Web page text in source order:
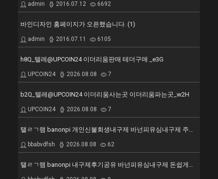
admin 2016.07.12 6692
바인디자인 홈페이지가 오픈했습니다. (1)
admin 2016.07.11 6105
h8Q_텔레@UPCOIN24 이더리움판매 테더구매 _e3G
UPCOIN24 2026.08.08 7
b2Q_텔레@UPCOIN24 이더리움사는곳 이더리움파는곳_w2H
UPCOIN24 2026.08.08 7
탤ㄹㄱ램 banonpi 개인신불회생내구제 바넌피유심내구제 주부소액내구제추천 10등급장기연체자대출 가평군 20만원30만원 급한돈드려요 WWD
bbabvdfsh 2026.08.08 62
탤ㄹㄱ램 banonpi 내구제후기공유 바넌피유심내구제 돈쉽게버는앱 기대출과다자소액작업대출 전라북도 20만원30만원 급한돈드려요 KUZ